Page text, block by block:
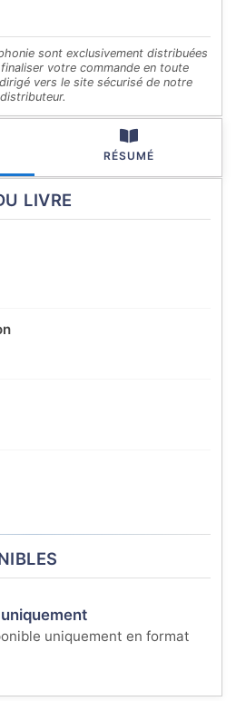
sont exclusivement distribuées
votre commande en toute
vers le site sécurisé de notre
distributeur.
RÉSUMÉ
LIVRE
uniquement en format